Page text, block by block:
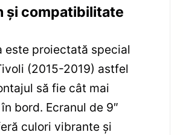
și compatibilitate
este proiectată special
(2015-2019) astfel
să fie cât mai
bord. Ecranul de 9″
culori vibrante și